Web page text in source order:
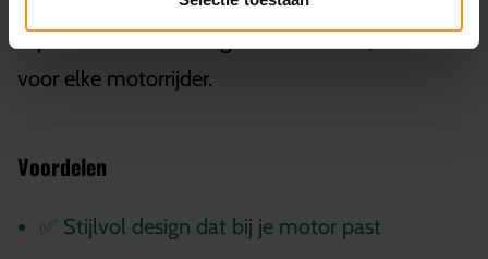
topkoffer kunt bevestigen of afnemen, ideaal
voor elke motorrijder.
Voordelen
✅ Stijlvol design dat bij je motor past